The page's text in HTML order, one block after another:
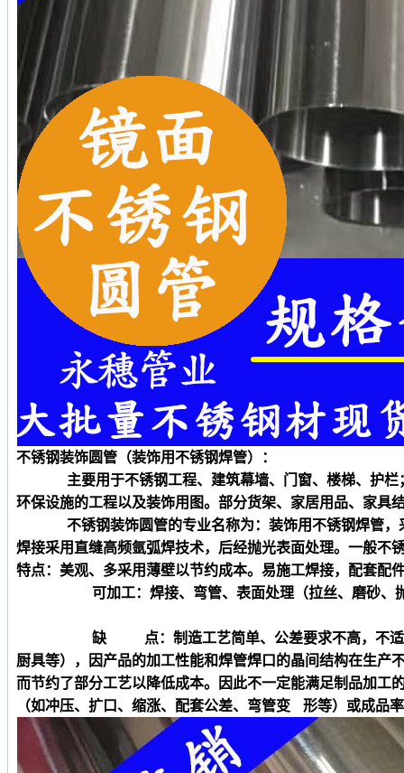
不锈钢装饰圆管（装饰用不锈钢焊管）：
主要用于不锈钢工程、建筑幕墙、门窗、楼梯、护
环保设施的工程以及装饰用图。部分货架、家居用品、家具
不锈钢装饰圆管的专业名称为：装饰用不锈钢焊管
焊接采用直缝高频氩弧焊技术，后经抛光表面处理。一般不
特点：美观、多采用薄壁以节约成本。易施工焊接，配套配
可加工：焊接、弯管、表面处理（拉丝、磨砂、
缺 点：制造工艺简单、公差要求不高，不适合制
厨具等），因产品的加工性能和焊管焊口的晶间结构在生
而节约了部分工艺以降低成本。因此不一定能满足制品加工
（如冲压、扩口、缩涨、配套公差、弯管变 形等）或成品